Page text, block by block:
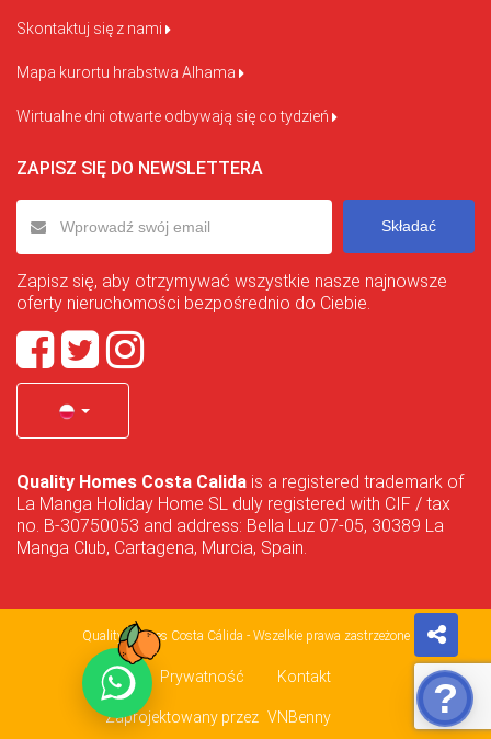
Skontaktuj się z nami
Mapa kurortu hrabstwa Alhama
Wirtualne dni otwarte odbywają się co tydzień
ZAPISZ SIĘ DO NEWSLETTERA
Składać
Zapisz się, aby otrzymywać wszystkie nasze najnowsze
oferty nieruchomości bezpośrednio do Ciebie.
Quality Homes Costa Calida is a registered trademark of
La Manga Holiday Home SL duly registered with CIF / tax
no. B-30750053 and address: Bella Luz 07-05, 30389 La
Manga Club, Cartagena, Murcia, Spain.
Quality Homes Costa Cálida - Wszelkie prawa zastrzeżone
Prywatność Kontakt
Zaprojektowany przez VNBenny